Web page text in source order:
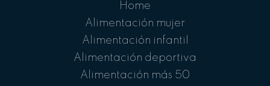
Home
Alimentación mujer
Alimentación infantil
Alimentación deportiva
Alimentación más 50